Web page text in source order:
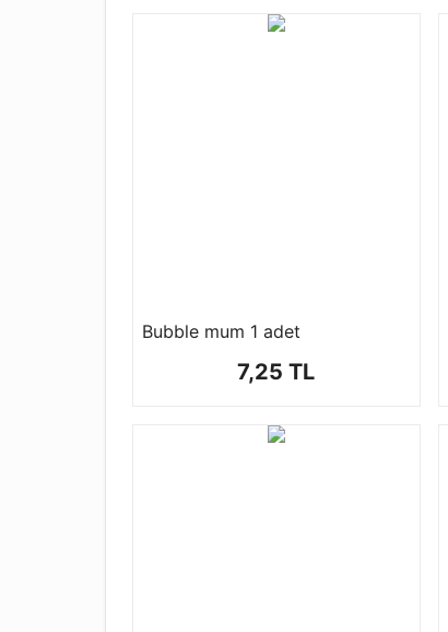
Bubble mum 1 adet
7,25 TL